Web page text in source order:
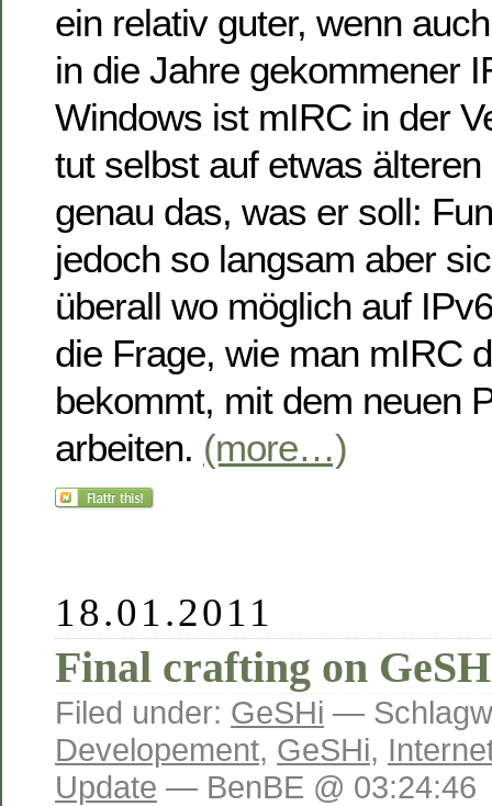
ein relativ guter, wenn
in die Jahre gekommener
Windows ist mIRC in der
tut selbst auf etwas
genau das, was er soll:
jedoch so langsam aber
überall wo möglich auf
die Frage, wie man mIRC
bekommt, mit dem neuen
arbeiten. (more…)
18.01.2011
Final crafting on
Filed under: GeSHi —
Developement, GeSHi,
Update — BenBE @ 03:24:46